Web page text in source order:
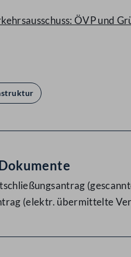
ÖVP und
(elektr. übermittelte